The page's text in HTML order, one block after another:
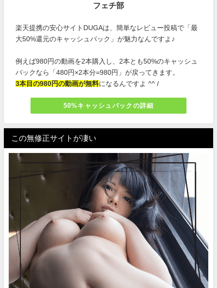
フェチ部
楽天提携の安心サイトDUGAは、簡単なレビュー投稿で「最
大50%還元のキャッシュバック」が魅力なんですよ♪
例えば980円の動画を2本購入し、2本とも50%のキャッシュ
バックなら「480円×2本分=980円」が戻ってきます。
3本目の980円の動画が無料になるんですよ ^^ /
50%キャッシュバックの詳細
この無修正サイトが凄い